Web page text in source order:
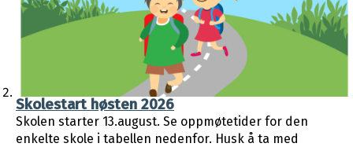
Skolestart høsten 2026
Skolen starter 13.august. Se oppmøtetider for den
enkelte skole i tabellen nedenfor. Husk å ta med